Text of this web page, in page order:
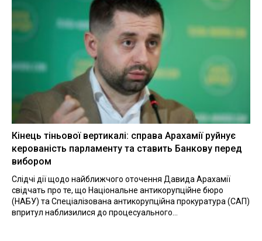
Кінець тіньової вертикалі: справа Арахамії руйнує
керованість парламенту та ставить Банкову перед
вибором
Слідчі дії щодо найближчого оточення Давида Арахамії
свідчать про те, що Національне антикорупційне бюро
(НАБУ) та Спеціалізована антикорупційна прокуратура (САП)
впритул наблизилися до процесуального...